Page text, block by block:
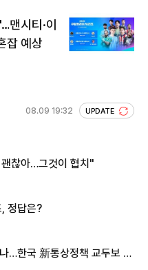
맨시티·이
잡 예상
08.09 19:32 UPDATE
찮아…그것이 협치"
정답은?
…한국 新통상정책 교두보 활